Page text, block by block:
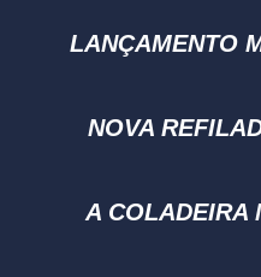
LANÇAMENTO
NOVA
A COLADEIRA